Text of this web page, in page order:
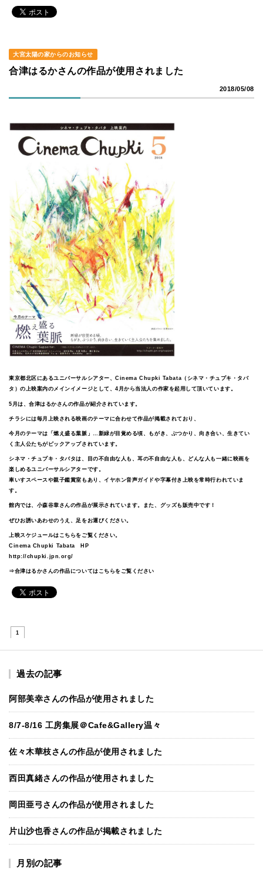
大宮太陽の家からのお知らせ
合津はるかさんの作品が使用されました
2018/05/08
東京都北区にあるユニバーサルシアター、Cinema Chupki Tabata（シネマ・チュプキ・タバ
タ）の上映案内のメインイメージとして、4月から当法人の作家を起用して頂いています。
5月は、合津はるかさんの作品が紹介されています。
チラシには毎月上映される映画のテーマに合わせて作品が掲載されており、
今月のテーマは「燃え盛る葉脈」…新緑が目覚める頃、もがき、ぶつかり、向き合い、生きてい
く主人公たちがピックアップされています。
シネマ・チュプキ・タバタは、目の不自由な人も、耳の不自由な人も、どんな人も一緒に映画を
楽しめるユニバーサルシアターです。
車いすスペースや親子鑑賞室もあり、イヤホン音声ガイドや字幕付き上映を常時行われていま
す。
館内では、小森谷章さんの作品が展示されています。また、グッズも販売中です！
ぜひお誘いあわせのうえ、足をお運びください。
上映スケジュールはこちらをご覧ください。
Cinema Chupki Tabata HP
http://chupki.jpn.org/
⇒合津はるかさんの作品についてはこちらをご覧ください
1
過去の記事
阿部美幸さんの作品が使用されました
8/7-8/16 工房集展＠Cafe&Gallery温々
佐々木華枝さんの作品が使用されました
西田真緒さんの作品が使用されました
岡田亜弓さんの作品が使用されました
片山沙也香さんの作品が掲載されました
月別の記事